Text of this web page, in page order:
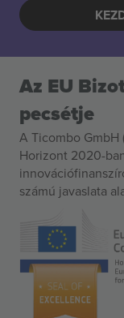
Az EU
pecsétje
A Ticombo GmbH
Horizont 2020-
számú javaslata